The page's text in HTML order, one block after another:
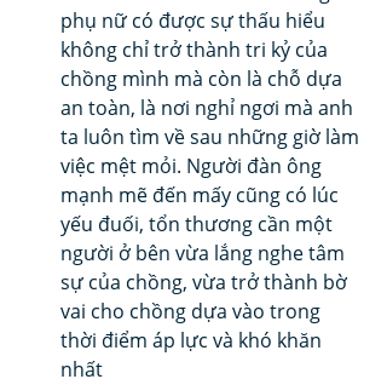
phụ nữ có được sự thấu hiểu
không chỉ trở thành tri kỷ của
chồng mình mà còn là chỗ dựa
an toàn, là nơi nghỉ ngơi mà anh
ta luôn tìm về sau những giờ làm
việc mệt mỏi. Người đàn ông
mạnh mẽ đến mấy cũng có lúc
yếu đuối, tổn thương cần một
người ở bên vừa lắng nghe tâm
sự của chồng, vừa trở thành bờ
vai cho chồng dựa vào trong
thời điểm áp lực và khó khăn
nhất